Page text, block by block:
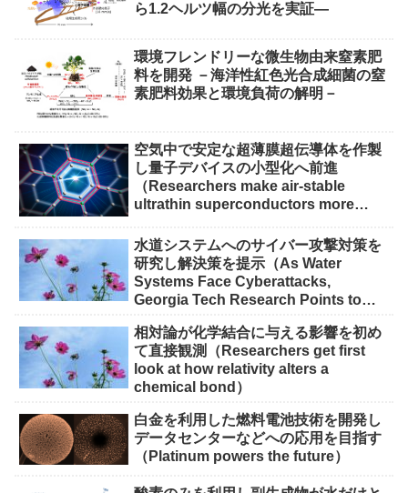
ら1.2ヘルツ幅の分光を実証―
環境フレンドリーな微生物由来窒素肥
料を開発 －海洋性紅色光合成細菌の窒
素肥料効果と環境負荷の解明－
空気中で安定な超薄膜超伝導体を作製
し量子デバイスの小型化へ前進
（Researchers make air-stable
ultrathin superconductors more
水道システムへのサイバー攻撃対策を
研究し解決策を提示（As Water
Systems Face Cyberattacks,
Georgia Tech Research Points to
相対論が化学結合に与える影響を初め
て直接観測（Researchers get first
look at how relativity alters a
chemical bond）
白金を利用した燃料電池技術を開発し
データセンターなどへの応用を目指す
（Platinum powers the future）